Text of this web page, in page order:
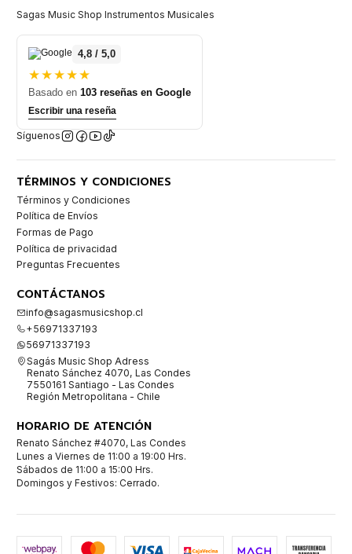
Sagas Music Shop Instrumentos Musicales
4,8 / 5,0
★★★★★
Basado en 103 reseñas en Google
Escribir una reseña
Síguenos
TÉRMINOS Y CONDICIONES
Términos y Condiciones
Política de Envíos
Formas de Pago
Política de privacidad
Preguntas Frecuentes
CONTÁCTANOS
info@sagasmusicshop.cl
+56971337193
56971337193
Sagás Music Shop Adress
Renato Sánchez 4070, Las Condes
7550161 Santiago - Las Condes
Región Metropolitana - Chile
HORARIO DE ATENCIÓN
Renato Sánchez #4070, Las Condes
Lunes a Viernes de 11:00 a 19:00 Hrs.
Sábados de 11:00 a 15:00 Hrs.
Domingos y Festivos: Cerrado.